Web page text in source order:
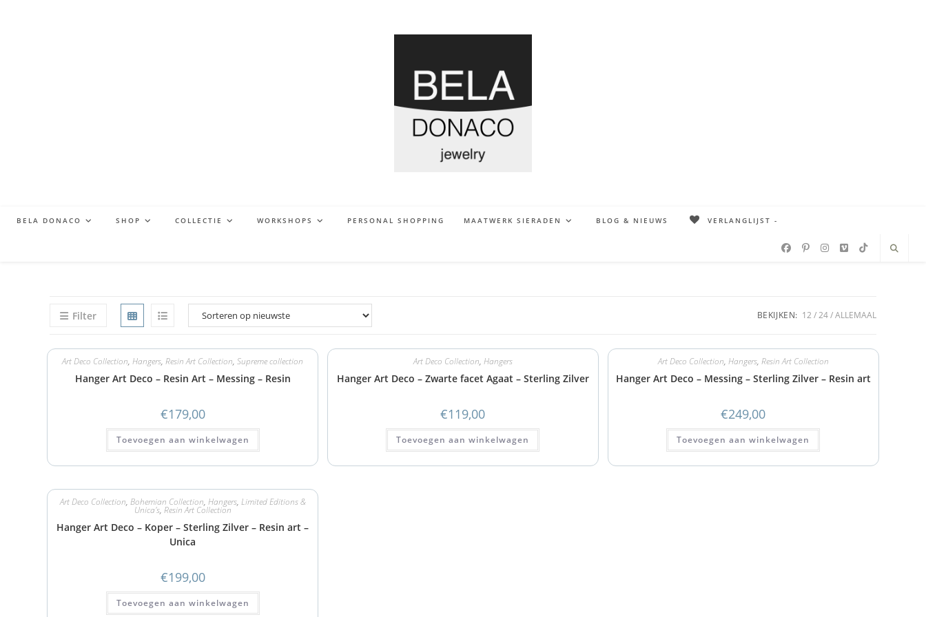
BELA DONACO SHOP COLLECTIE WORKSHOPS PERSONAL SHOPPING MAATWERK SIERADEN BLOG & NIEUWS VERLANGLIJST -
Filter BEKIJKEN: 12 24 ALLEMAAL
Art Deco Collection,Hangers,Resin Art Collection,Supreme collection
Hanger Art Deco – Resin Art – Messing – Resin
€179,00
Toevoegen aan winkelwagen
Art Deco Collection, Hangers
Hanger Art Deco – Zwarte facet Agaat – Sterling Zilver
€119,00
Toevoegen aan winkelwagen
Art Deco Collection, Hangers, Resin Art Collection
Hanger Art Deco – Messing – Sterling Zilver – Resin art
€249,00
Toevoegen aan winkelwagen
Art Deco Collection, Bohemian Collection, Hangers, Limited Editions &
Unica's, Resin Art Collection
Hanger Art Deco – Koper – Sterling Zilver – Resin art –
Unica
€199,00
Toevoegen aan winkelwagen